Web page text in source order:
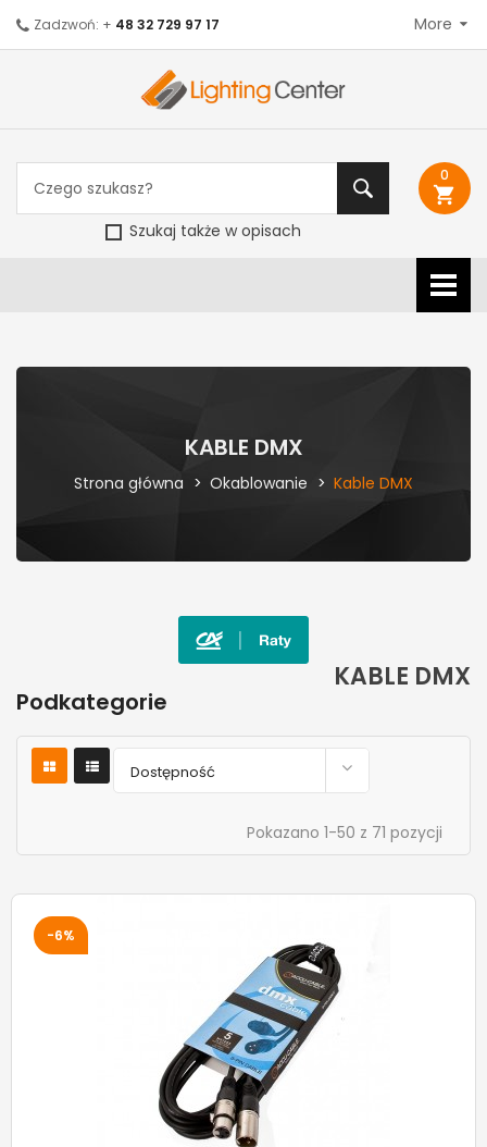
Szukaj także w opisach
0
shopping_cart
Zadzwoń: + 48 32 729 97 17 More
KABLE DMX
Strona główna Okablowanie Kable DMX
KABLE DMX
Podkategorie
Dostępność 
Pokazano 1-50 z 71 pozycji
-6%